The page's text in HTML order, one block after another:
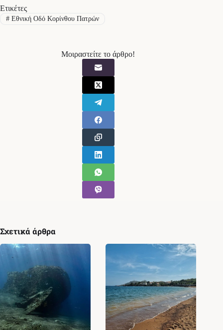
Ετικέτες
#Εθνική Οδό Κορίνθου Πατρών
Μοιραστείτε το άρθρο!
Σχετικά άρθρα